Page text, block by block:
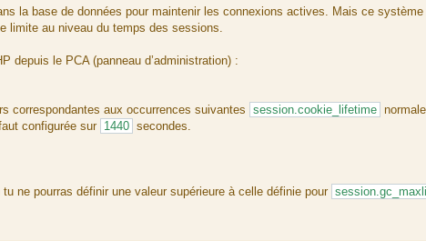
la base de données pour maintenir les connexions actives. Mais ce système
limite au niveau du temps des sessions.
depuis le PCA (panneau d’administration) :
correspondantes aux occurrences suivantes session.cookie_lifetime
configurée sur 1440 secondes.
ne pourras définir une valeur supérieure à celle définie pour